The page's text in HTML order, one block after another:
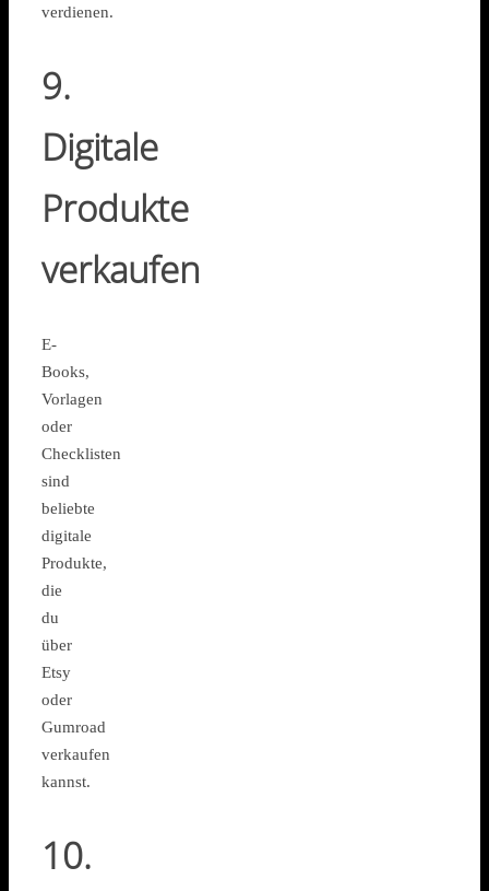
verdienen.
9.
Digitale
Produkte
verkaufen
E-
Books,
Vorlagen
oder
Checklisten
sind
beliebte
digitale
Produkte,
die
du
über
Etsy
oder
Gumroad
verkaufen
kannst.
10.